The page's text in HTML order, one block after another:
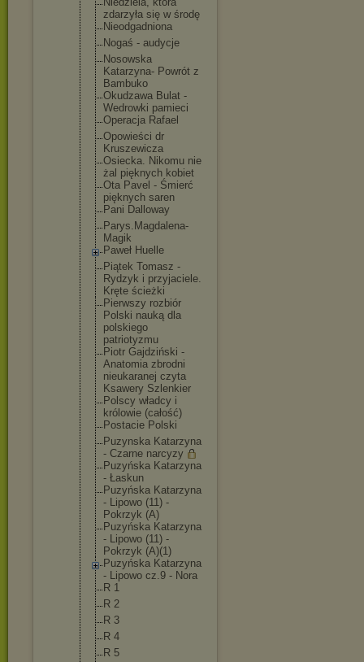
zdarzyła się w środę
Nieodgadniona
Nogaś - audycje
Nosowska
Katarzyna- Powrót z
Bambuko
Okudzawa Bulat -
Wedrowki pamieci
Operacja Rafael
Opowieści dr
Kruszewicza
Osiecka. Nikomu nie
żal pięknych kobiet
Ota Pavel - Śmierć
pięknych saren
Pani Dalloway
Parys.Magda lena-
Magik
Paweł Huelle
Piątek Tomasz -
Rydzyk i przyjaciele.
Kręte ścieżki
Pierwszy rozbiór
Polski nauką dla
polskiego
patriotyzmu
Piotr Gajdziński -
Anatomia zbrodni
nieukaranej czyta
Ksawery Szlenkier
Polscy władcy i
królowie (całość)
Postacie Polski
Puzynska Katarzyna
- Czarne narcyzy
Puzyńska Katarzyna
- Łaskun
Puzyńska Katarzyna
- Lipowo (11) -
Pokrzyk (A)
Puzyńska Katarzyna
- Lipowo (11) -
Pokrzyk (A)(1)
Puzyńska Katarzyna
- Lipowo cz.9 - Nora
R 1
R 2
R 3
R 4
R 5